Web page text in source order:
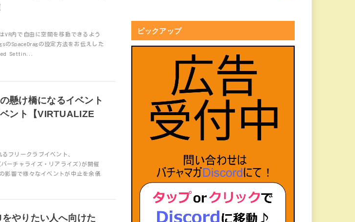
VR内で自由に空間を移動できるよう
のSpaceDragの設定方法をお伝えした
Settin...
懸け橋になるイベント
ント【VIRTUALIZE
フリークラブイベント、
バーチャライズ・リアライズ)が開催
影響で様々なイベントが中止を余儀
やりたい人へ向けた
ピックアップ